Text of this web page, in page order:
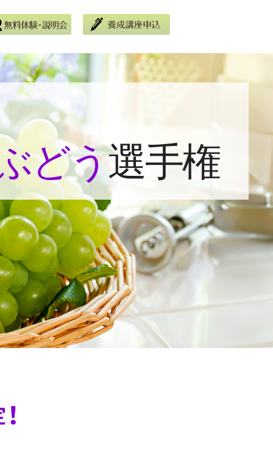
どう選手権